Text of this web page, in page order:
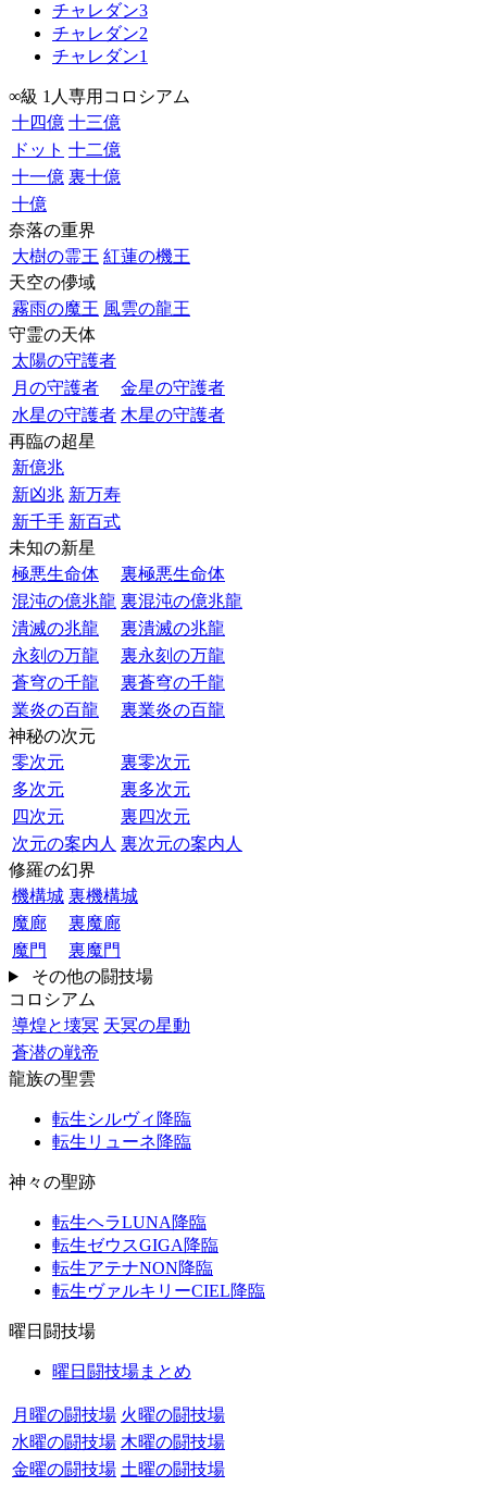
チャレダン3
チャレダン2
チャレダン1
∞級 1人専用コロシアム
十四億 十三億
ドット 十二億
十一億 裏十億
十億
奈落の重界
大樹の霊王 紅蓮の機王
天空の儚域
霧雨の魔王 風雲の龍王
守霊の天体
太陽の守護者
月の守護者
金星の守護者
水星の守護者 木星の守護者
再臨の超星
新億兆
新凶兆 新万寿
新千手 新百式
未知の新星
極悪生命体
裏極悪生命体
混沌の億兆龍 裏混沌の億兆龍
潰滅の兆龍
裏潰滅の兆龍
永刻の万龍
裏永刻の万龍
蒼穹の千龍
裏蒼穹の千龍
業炎の百龍
裏業炎の百龍
神秘の次元
零次元
裏零次元
多次元
裏多次元
四次元
裏四次元
次元の案内人 裏次元の案内人
修羅の幻界
機構城 裏機構城
魔廊
裏魔廊
魔門
裏魔門
その他の闘技場
コロシアム
導煌と壊冥 天冥の星動
蒼潜の戦帝
龍族の聖雲
転生シルヴィ降臨
転生リューネ降臨
神々の聖跡
転生ヘラLUNA降臨
転生ゼウスGIGA降臨
転生アテナNON降臨
転生ヴァルキリーCIEL降臨
曜日闘技場
曜日闘技場まとめ
月曜の闘技場 火曜の闘技場
水曜の闘技場 木曜の闘技場
金曜の闘技場 土曜の闘技場